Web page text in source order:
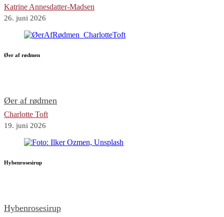
Katrine Annesdatter-Madsen
26. juni 2026
Øer af rødmen
Øer af rødmen
Charlotte Toft
19. juni 2026
Hybenrosesirup
Hybenrosesirup